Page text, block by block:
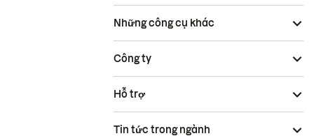
Những công cụ khác
Công ty
Hỗ trợ
Tin tức trong ngành